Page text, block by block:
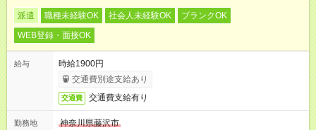
派遣 職種未経験OK 社会人未経験OK
ブランクOK
WEB登録・面接OK
給与
時給1900円
交通費別途支給あり
交通費 交通費支給有り
勤務地
神奈川県藤沢市